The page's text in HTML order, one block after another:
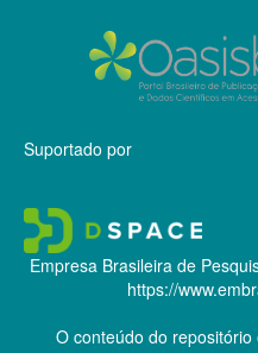
Suportado por
Empresa Brasileira de
https://
O conteúdo do